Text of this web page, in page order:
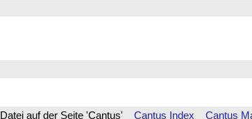
Datei auf der Seite 'Cantus' Cantus Index
Cantus